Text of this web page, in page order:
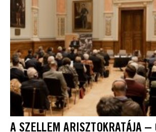
A SZELLEM ARISZTOKRATÁJA